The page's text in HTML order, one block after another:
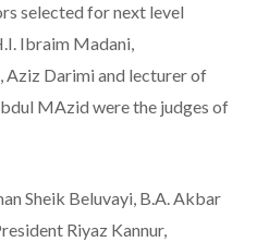
selected for next level
Ibraim Madani,
Darimi and lecturer of
MAzid were the judges of
Sheik Beluvayi, B.A. Akbar
Riyaz Kannur,